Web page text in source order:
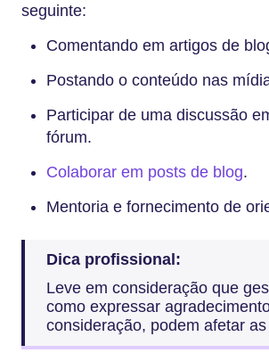
seguinte:
Comentando em artigos de
Postando o conteúdo nas
Participar de uma discussão
fórum.
Colaborar em posts de blog.
Mentoria e fornecimento de
Dica profissional:
Leve em consideração que
como expressar
consideração, podem afetar